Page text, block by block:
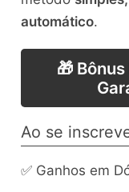
automático.
🎁
Ao se
✅ Ganhos em